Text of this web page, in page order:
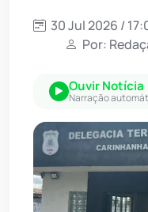
30 Jul 2026 /
Por:
Ouvir Notícia
Narração